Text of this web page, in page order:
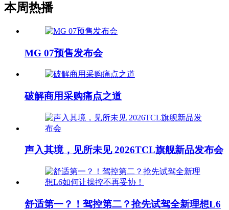
本周热播
MG 07预售发布会
破解商用采购痛点之道
声入其境，见所未见 2026TCL旗舰新品发布会
舒适第一？！驾控第二？抢先试驾全新理想L6